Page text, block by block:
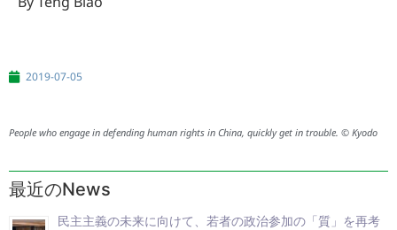
2019-07-05
People who engage in defending human rights in China, quickly get in trouble. © Kyodo
最近のNews
民主主義の未来に向けて、若者の政治参加の「質」を再考